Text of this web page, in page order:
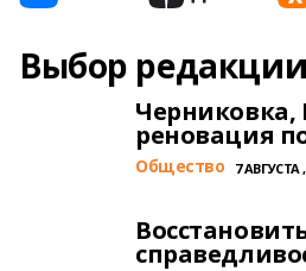
Выбор редакции
Черниковка,
реновация
Общество 7 АВГУСТА